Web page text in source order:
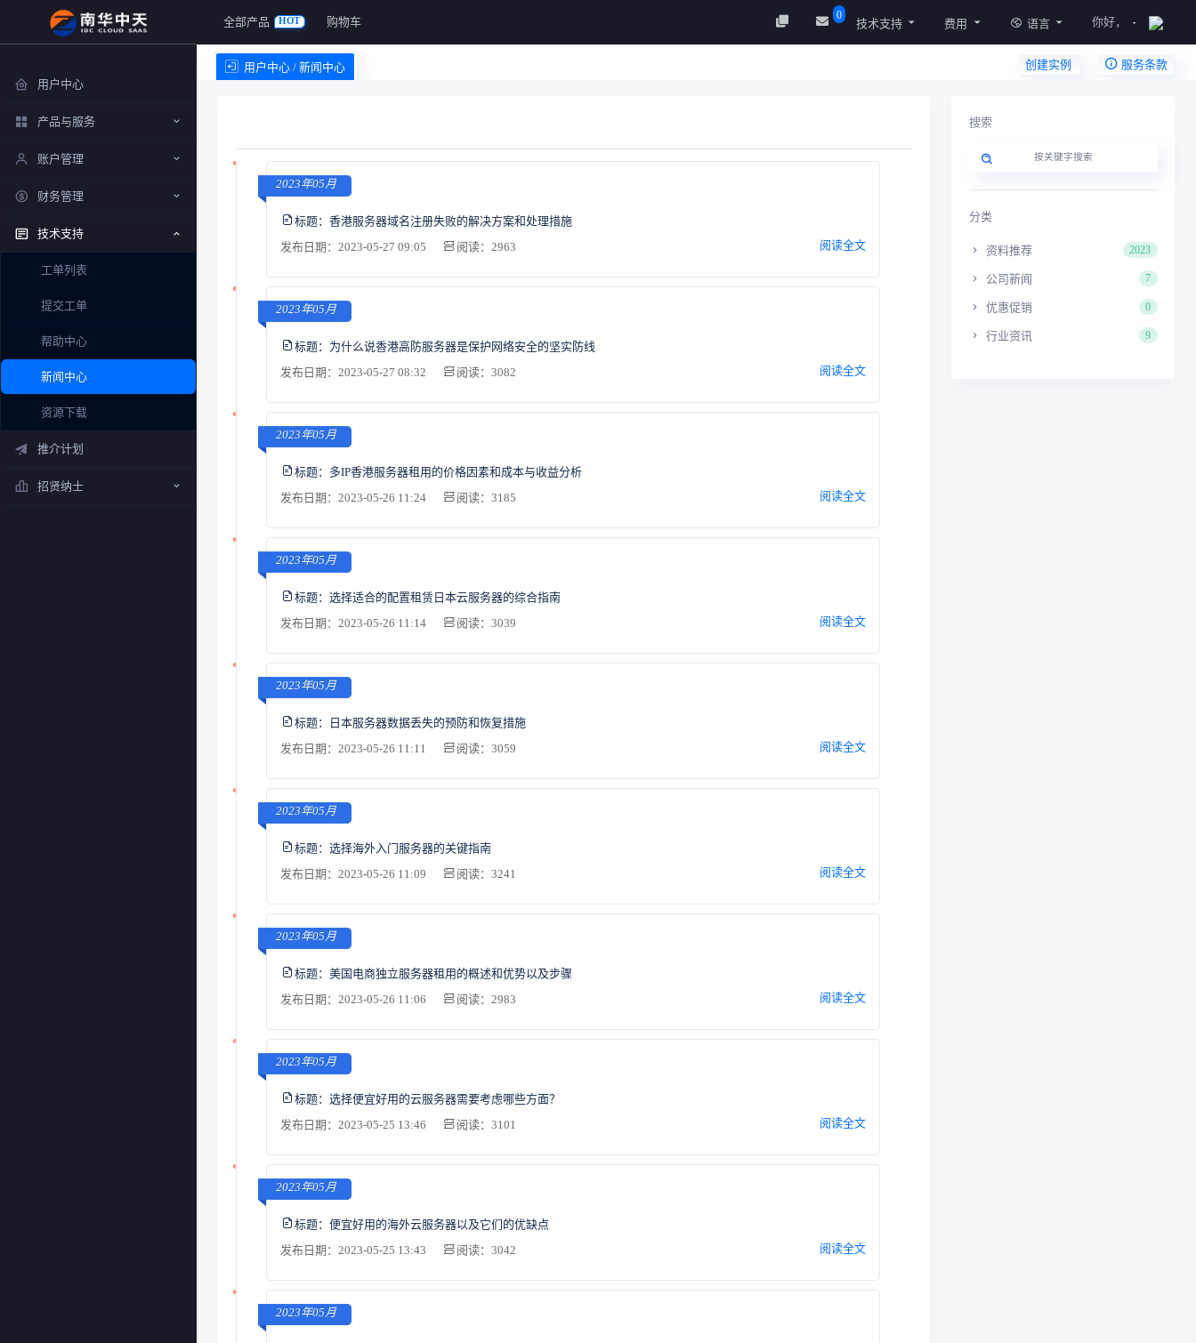
全部产品 HOT 购物车 0
技术支持 费用 语言 你好，
用户中心 / 新闻中心 创建实例
服务条款
用户中心
产品与服务
账户管理
财务管理
技术支持
工单列表
提交工单
帮助中心
新闻中心
资源下载
推介计划
招贤纳士
2023年05月
标题： 香港服务器域名注册失败的解决方案和处理措施
发布日期：2023-05-27 09:05
阅读：2963 阅读全文
2023年05月
标题： 为什么说香港高防服务器是保护网络安全的坚实防线
发布日期：2023-05-27 08:32
阅读：3082 阅读全文
2023年05月
标题： 多IP香港服务器租用的价格因素和成本与收益分析
发布日期：2023-05-26 11:24
阅读：3185 阅读全文
2023年05月
标题： 选择适合的配置租赁日本云服务器的综合指南
发布日期：2023-05-26 11:14
阅读：3039 阅读全文
2023年05月
标题：
日本服务器数据丢失的预防和恢复措施
发布日期：2023-05-26 11:11
阅读：3059 阅读全文
2023年05月
标题： 选择海外入门服务器的关键指南
发布日期：2023-05-26 11:09
阅读：3241 阅读全文
2023年05月
标题： 美国电商独立服务器租用的概述和优势以及步骤
发布日期：2023-05-26 11:06
阅读：2983 阅读全文
2023年05月
标题： 选择便宜好用的云服务器需要考虑哪些方面？
发布日期：2023-05-25 13:46
阅读：3101 阅读全文
2023年05月
标题： 便宜好用的海外云服务器以及它们的优缺点
发布日期：2023-05-25 13:43
阅读：3042 阅读全文
2023年05月
搜索
分类
资料推荐 2023
公司新闻 7
优惠促销 0
行业资讯 9